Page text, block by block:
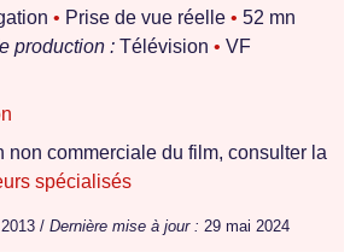
• Prise de vue réelle • 52 mn
production : Télévision • VF
non commerciale du film, consulter la
spécialisés
/ Dernière mise à jour : 29 mai 2024